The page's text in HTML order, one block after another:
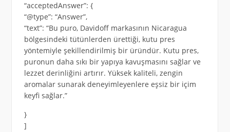
“acceptedAnswer”: {
“@type”: “Answer”,
“text”: “Bu puro, Davidoff markasının Nicaragua
bölgesindeki tütünlerden ürettiği, kutu pres
yöntemiyle şekillendirilmiş bir üründür. Kutu pres,
puronun daha sıkı bir yapıya kavuşmasını sağlar ve
lezzet derinliğini artırır. Yüksek kaliteli, zengin
aromalar sunarak deneyimleyenlere eşsiz bir içim
keyfi sağlar.”
}
]